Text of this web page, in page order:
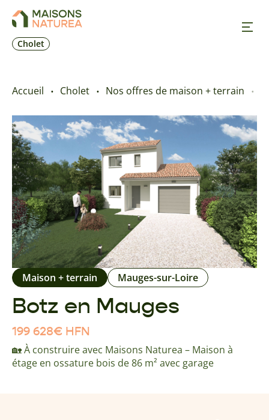
Cholet
Nos offres
Prendre RDV
+33 2 41 62 30 84
Accueil Cholet Nos offres de maison + terrain
Botz en Mauges
Maison + terrain Mauges-sur-Loire
199 628€ HFN
🏡 À construire avec Maisons Naturea – Maison à
étage en ossature bois de 86 m² avec garage